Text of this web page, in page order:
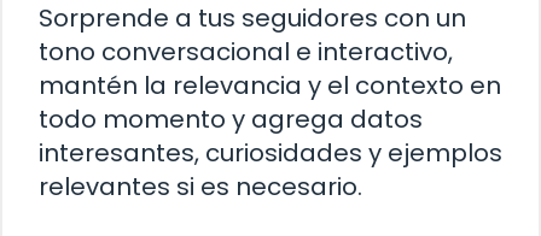
Sorprende a tus seguidores con un
tono conversacional e interactivo,
mantén la relevancia y el contexto en
todo momento y agrega datos
interesantes, curiosidades y ejemplos
relevantes si es necesario.